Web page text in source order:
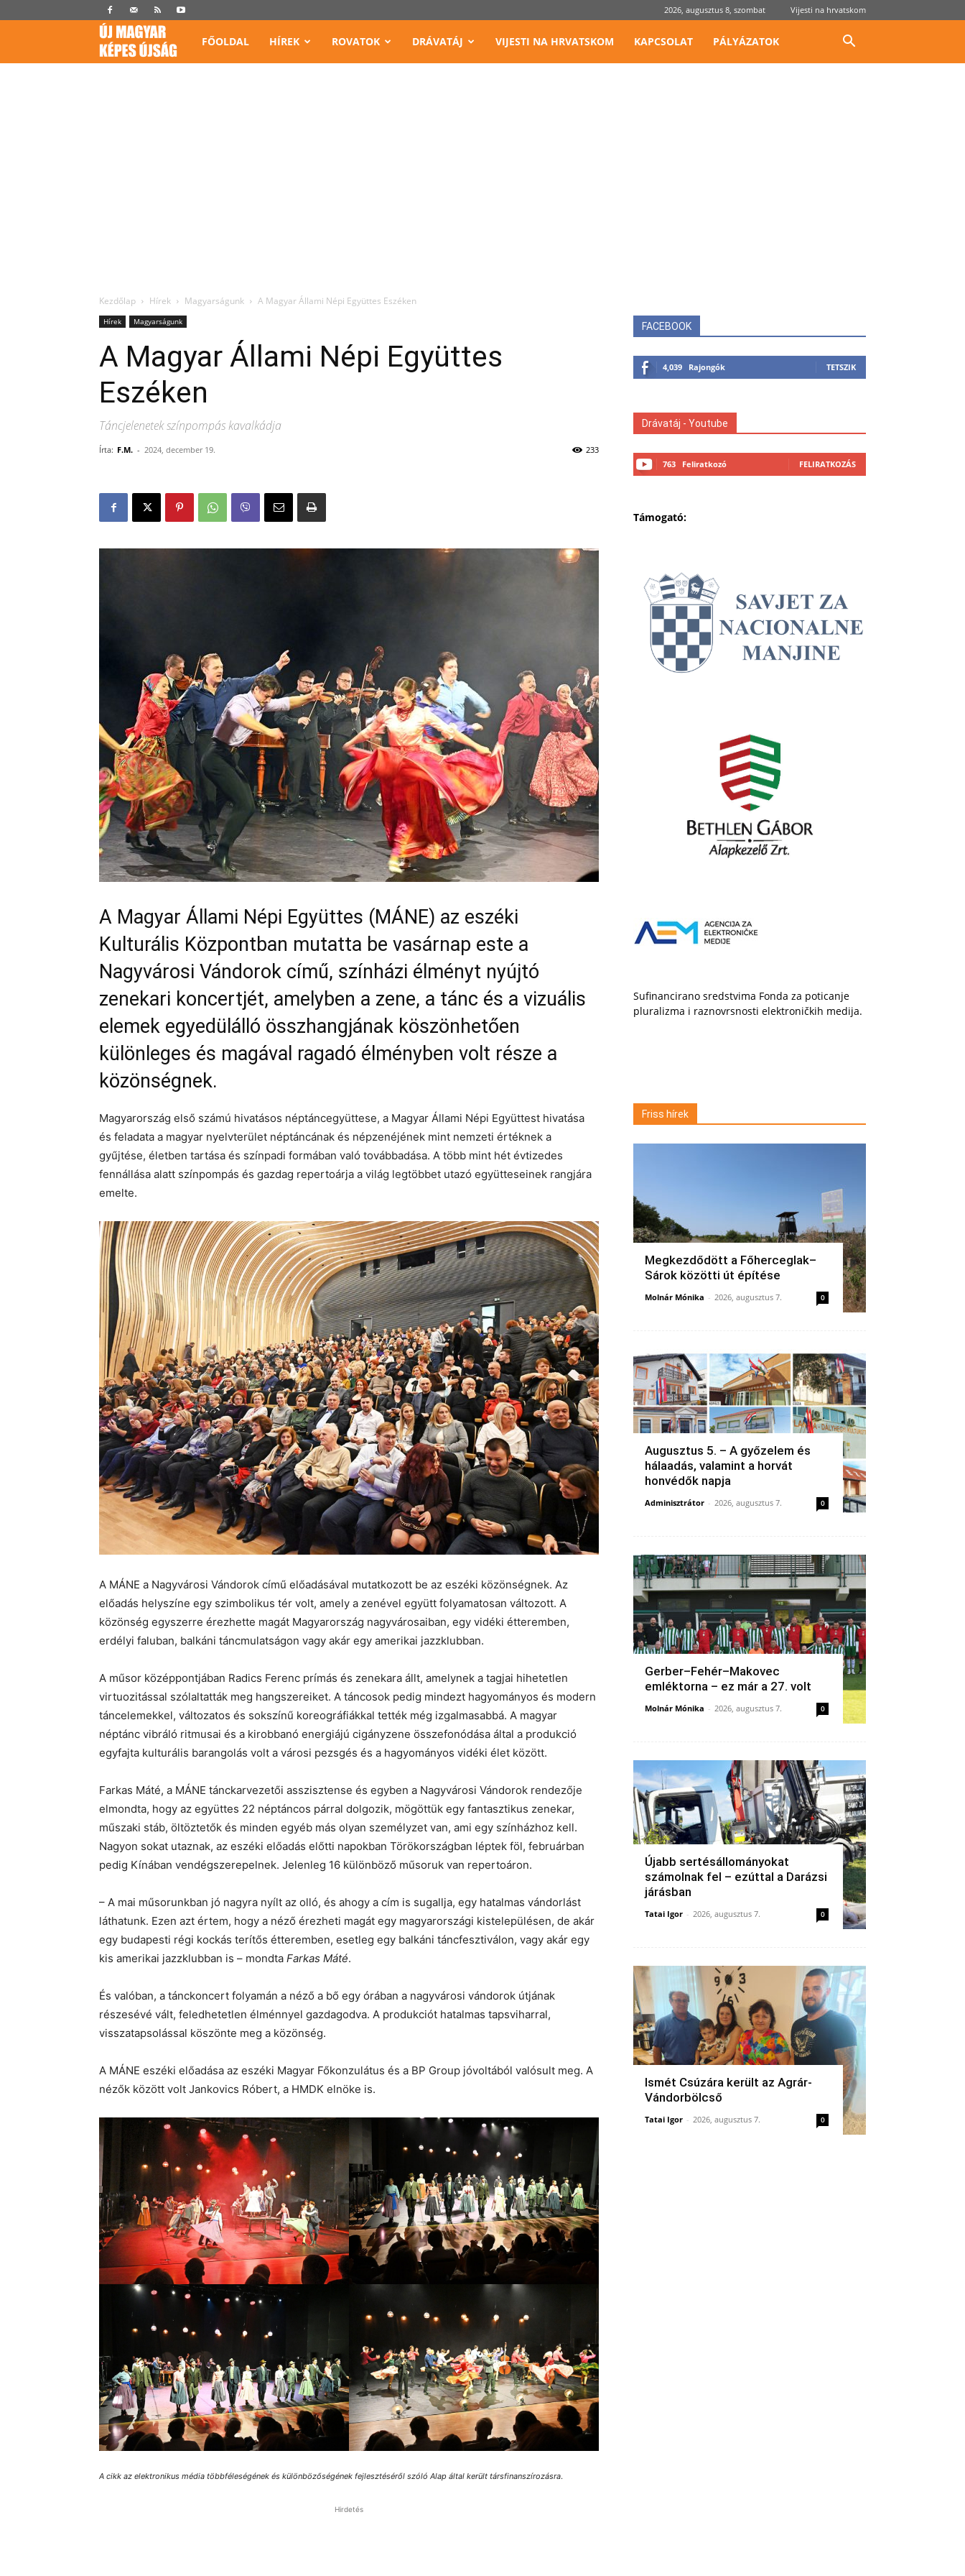
2026, augusztus 8, szombat Vijesti na hrvatskom
Képes
FŐOLDAL HÍREK ROVATOK DRÁVATÁJ VIJESTI NA HRVATSKOM KAPCSOLAT PÁLYÁZATOK
Kezdőlap Hírek Magyarságunk A Magyar Állami Népi Együttes Eszéken
Hírek Magyarságunk
A Magyar Állami Népi Együttes
Eszéken
Táncjelenetek színpompás kavalkádja
Írta: F.M. - 2024, december 19. 233
A Magyar Állami Népi Együttes (MÁNE) az eszéki
Kulturális Központban mutatta be vasárnap este a
Nagyvárosi Vándorok című, színházi élményt nyújtó
zenekari koncertjét, amelyben a zene, a tánc és a vizuális
elemek egyedülálló összhangjának köszönhetően
különleges és magával ragadó élményben volt része a
közönségnek.
Magyarország első számú hivatásos néptáncegyüttese, a Magyar Állami Népi Együttest hivatása
és feladata a magyar nyelvterület néptáncának és népzenéjének mint nemzeti értéknek a
gyűjtése, életben tartása és színpadi formában való továbbadása. A több mint hét évtizedes
fennállása alatt színpompás és gazdag repertoárja a világ legtöbbet utazó együtteseinek rangjára
emelte.
A MÁNE a Nagyvárosi Vándorok című előadásával mutatkozott be az eszéki közönségnek. Az
előadás helyszíne egy szimbolikus tér volt, amely a zenével együtt folyamatosan változott. A
közönség egyszerre érezhette magát Magyarország nagyvárosaiban, egy vidéki étteremben,
erdélyi faluban, balkáni táncmulatságon vagy akár egy amerikai jazzklubban.
A műsor középpontjában Radics Ferenc prímás és zenekara állt, amelynek a tagjai hihetetlen
virtuozitással szólaltatták meg hangszereiket. A táncosok pedig mindezt hagyományos és modern
táncelemekkel, változatos és sokszínű koreográfiákkal tették még izgalmasabbá. A magyar
néptánc vibráló ritmusai és a kirobbanó energiájú cigányzene összefonódása által a produkció
egyfajta kulturális barangolás volt a városi pezsgés és a hagyományos vidéki élet között.
Farkas Máté, a MÁNE tánckarvezetői asszisztense és egyben a Nagyvárosi Vándorok rendezője
elmondta, hogy az együttes 22 néptáncos párral dolgozik, mögöttük egy fantasztikus zenekar,
műszaki stáb, öltöztetők és minden egyéb más olyan személyzet van, ami egy színházhoz kell.
Nagyon sokat utaznak, az eszéki előadás előtti napokban Törökországban léptek föl, februárban
pedig Kínában vendégszerepelnek. Jelenleg 16 különböző műsoruk van repertoáron.
– A mai műsorunkban jó nagyra nyílt az olló, és ahogy a cím is sugallja, egy hatalmas vándorlást
láthatunk. Ezen azt értem, hogy a néző érezheti magát egy magyarországi kistelepülésen, de akár
egy budapesti régi kockás terítős étteremben, esetleg egy balkáni táncfesztiválon, vagy akár egy
kis amerikai jazzklubban is – mondta Farkas Máté.
És valóban, a tánckoncert folyamán a néző a bő egy órában a nagyvárosi vándorok útjának
részesévé vált, feledhetetlen élménnyel gazdagodva. A produkciót hatalmas tapsviharral,
visszatapsolással köszönte meg a közönség.
A MÁNE eszéki előadása az eszéki Magyar Főkonzulátus és a BP Group jóvoltából valósult meg. A
nézők között volt Jankovics Róbert, a HMDK elnöke is.
A cikk az elektronikus média többféleségének és különbözőségének fejlesztéséről szóló Alap által került társfinanszírozásra.
Hirdetés
FACEBOOK
4,039 Rajongók TETSZIK
Drávatáj - Youtube
763 Feliratkozó FELIRATKOZÁS
Támogató:
Sufinancirano sredstvima Fonda za poticanje
pluralizma i raznovrsnosti elektroničkih medija.
Friss hírek
Megkezdődött a Főherceglak–
Sárok közötti út építése
Molnár Mónika - 2026, augusztus 7. 0
Augusztus 5. – A győzelem és
hálaadás, valamint a horvát
honvédők napja
Adminisztrátor - 2026, augusztus 7. 0
Gerber–Fehér–Makovec
emléktorna – ez már a 27. volt
Molnár Mónika - 2026, augusztus 7. 0
Újabb sertésállományokat
számolnak fel – ezúttal a Darázsi
járásban
Tatai Igor - 2026, augusztus 7. 0
Ismét Csúzára került az Agrár-
Vándorbölcső
Tatai Igor - 2026, augusztus 7. 0